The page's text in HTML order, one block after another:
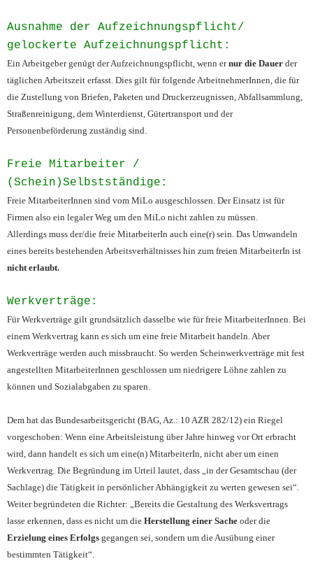
Ausnahme der Aufzeichnungspflicht/
gelockerte Aufzeichnungspflicht:
Ein Arbeitgeber genügt der Aufzeichnungspflicht, wenn ernur die Dauer der
täglichen Arbeitszeit erfasst. Dies gilt für folgende ArbeitnehmerInnen, die für
die Zustellung von Briefen, Paketen und Druckerzeugnissen, Abfallsammlung,
Straßenreinigung, dem Winterdienst, Gütertransport und der
Personenbeförderung zuständig sind.
Freie Mitarbeiter /
(Schein)Selbstständige:
Freie MitarbeiterInnen sind vom MiLo ausgeschlossen. Der Einsatz ist für
Firmen also ein legaler Weg um den MiLo nicht zahlen zu müssen.
Allerdings muss der/die freie MitarbeiterIn auch eine(r) sein. Das Umwandeln
eines bereits bestehenden Arbeitsverhältnisses hin zum freien MitarbeiterIn ist
nicht erlaubt.
Werkverträge:
Für Werkverträge gilt grundsätzlich dasselbe wie für freie MitarbeiterInnen. Bei
einem Werkvertrag kann es sich um eine freie Mitarbeit handeln. Aber
Werkverträge werden auch missbraucht. So werden Scheinwerkverträge mit fest
angestellten MitarbeiterInnen geschlossen um niedrigere Löhne zahlen zu
können und Sozialabgaben zu sparen.
Dem hat das Bundesarbeitsgericht (BAG, Az.: 10 AZR 282/12) ein Riegel
vorgeschoben: Wenn eine Arbeitsleistung über Jahre hinweg vor Ort erbracht
wird, dann handelt es sich um eine(n) MitarbeiterIn, nicht aber um einen
Werkvertrag. Die Begründung im Urteil lautet, dass „in der Gesamtschau (der
Sachlage) die Tätigkeit in persönlicher Abhängigkeit zu werten gewesen sei“.
Weiter begründeten die Richter: „Bereits die Gestaltung des Werksvertrags
lasse erkennen, dass es nicht um die Herstellung einer Sache oder die
Erzielung eines Erfolgs gegangen sei, sondern um die Ausübung einer
bestimmten Tätigkeit“.